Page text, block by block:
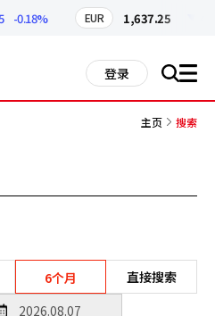
-0.18% EUR 1,637.25
登录 搜 all
主页 搜索
6个月 直接搜索